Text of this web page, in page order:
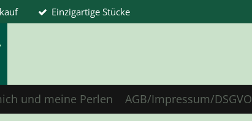
Einzigartige Stücke
und meine Perlen AGB/Impressum/DSGVO